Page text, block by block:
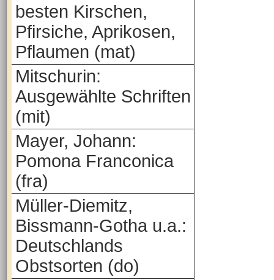
besten Kirschen,
Pfirsiche, Aprikosen,
Pflaumen (mat)
Mitschurin:
Ausgewählte Schriften
(mit)
Mayer, Johann:
Pomona Franconica
(fra)
Müller-Diemitz,
Bissmann-Gotha u.a.:
Deutschlands
Obstsorten (do)